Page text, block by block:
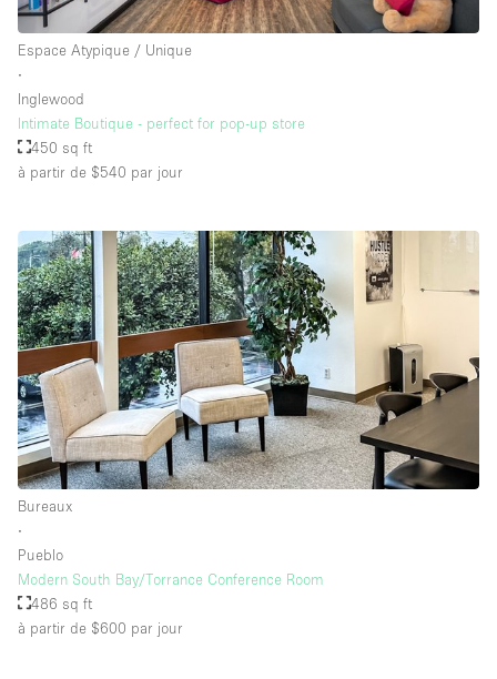
Espace Atypique / Unique
∙
Inglewood
Intimate Boutique - perfect for pop-up store
450 sq ft
à partir de $540 par jour
Bureaux
∙
Pueblo
Modern South Bay/Torrance Conference Room
486 sq ft
à partir de $600 par jour